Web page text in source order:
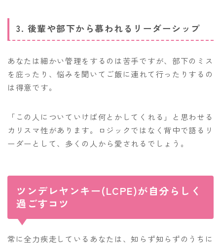
3. 後輩や部下から慕われるリーダーシップ
あなたは細かい管理をするのは苦手ですが、部下のミス
を庇ったり、悩みを聞いてご飯に連れて行ったりするの
は得意です。
「この人についていけば何とかしてくれる」と思わせる
カリスマ性があります。ロジックではなく背中で語るリ
ーダーとして、多くの人から愛されるでしょう。
ツンデレヤンキー(LCPE)が自分らしく
過ごすコツ
常に全力疾走しているあなたは、知らず知らずのうちに